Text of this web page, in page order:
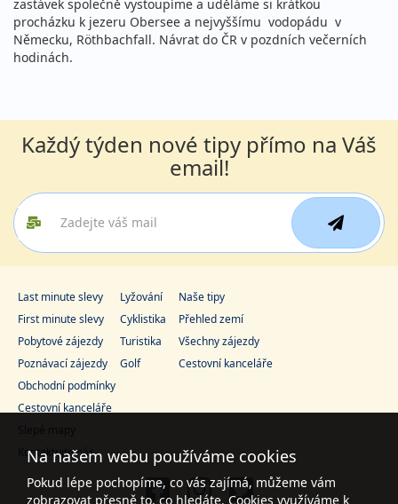
zastávek společně vystoupíme a uděláme si krátkou
procházku k jezeru Obersee a nejvyššímu vodopádu v
Německu, Röthbachfall. Návrat do ČR v pozdních večerních
hodinách.
Každý týden nové tipy přímo na Váš
email!
Last minute slevy
First minute slevy
Pobytové zájezdy
Poznávací zájezdy
Lyžování
Cyklistika
Turistika
Golf
Naše tipy
Přehled zemí
Všechny zájezdy
Cestovní kanceláře
Obchodní podmínky
Cestovní kanceláře
Slepé mapy
Kontaktujte nás
Na našem webu používáme cookies
Pokud lépe pochopíme, co vás zajímá, můžeme vám
zobrazovat přesně to, co hledáte. Cookies využíváme k